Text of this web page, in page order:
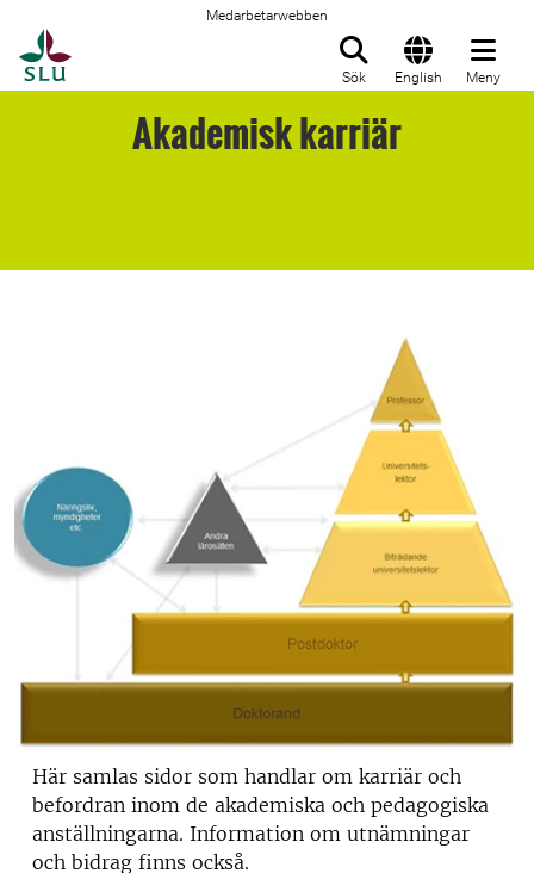
Medarbetarwebben
Sök English Meny
Akademisk karriär
Här samlas sidor som handlar om karriär och
befordran inom de akademiska och pedagogiska
anställningarna. Information om utnämningar
och bidrag finns också.